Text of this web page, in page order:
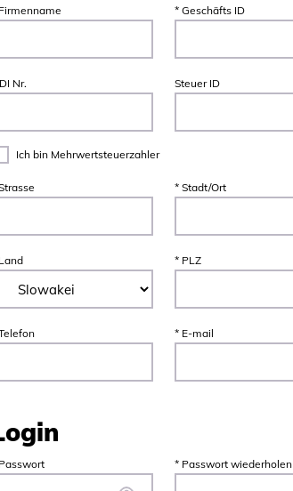
* Geschäfts ID
Nr. Steuer ID
Ich bin Mehrwertsteuerzahler
* Stadt/Ort
* PLZ
* E-mail
* Passwort wiederholen